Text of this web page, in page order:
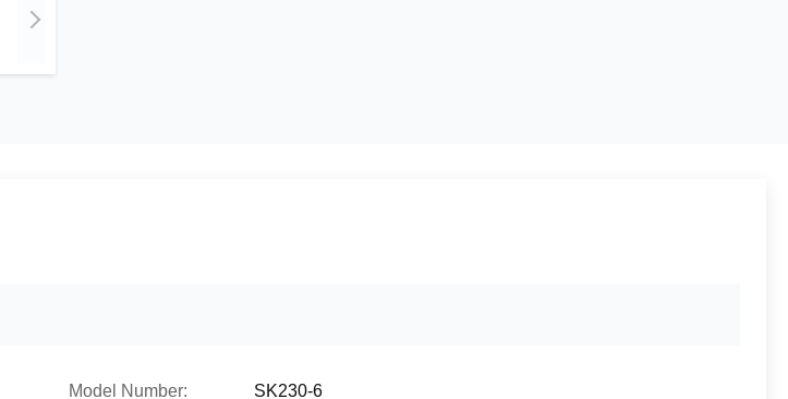
Model Number: SK230-6